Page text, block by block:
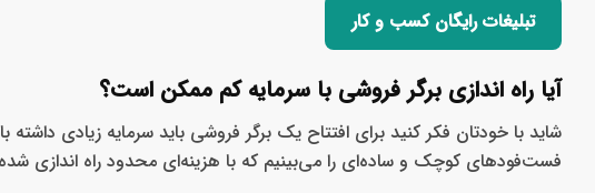
تبلیغات رایگان کسب و کار
آیا راه اندازی برگر فروشی با سرمایه کم ممکن است؟
شاید با خودتان فکر کنید برای افتتاح یک برگر فروشی باید سرمایه زیادی
فست‌فودهای کوچک و ساده‌ای را می‌بینیم که با هزینه‌ای محدود راه اندازی